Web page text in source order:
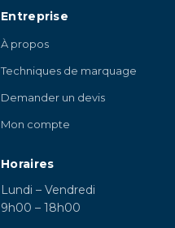
Entreprise
À propos
Techniques de marquage
Demander un devis
Mon compte
Horaires
Lundi – Vendredi
9h00 – 18h00